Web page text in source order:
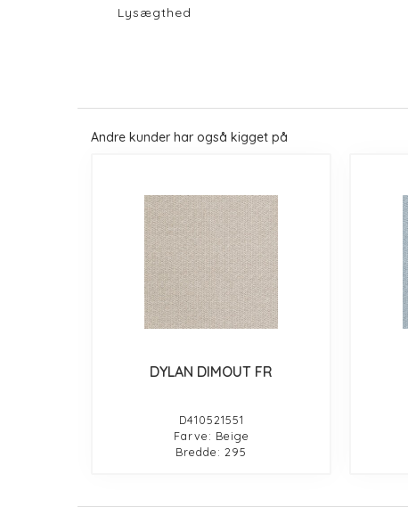
Lysægthed
Andre kunder har også kigget på
DYLAN DIMOUT FR
D410521551
Farve: Beige
Bredde: 295